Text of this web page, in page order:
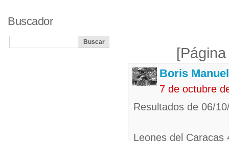
Boris
7 de octubre
Resultados de 06/
Leones del Caracas
Buscador